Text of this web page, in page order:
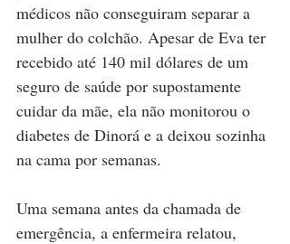
médicos não conseguiram separar a
mulher do colchão. Apesar de Eva ter
recebido até 140 mil dólares de um
seguro de saúde por supostamente
cuidar da mãe, ela não monitorou o
diabetes de Dinorá e a deixou sozinha
na cama por semanas.
Uma semana antes da chamada de
emergência, a enfermeira relatou,